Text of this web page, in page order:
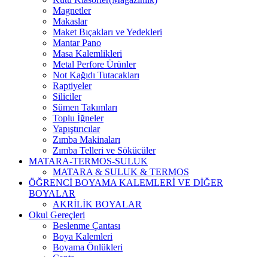
Magnetler
Makaslar
Maket Bıçakları ve Yedekleri
Mantar Pano
Masa Kalemlikleri
Metal Perfore Ürünler
Not Kağıdı Tutacakları
Raptiyeler
Siliciler
Sümen Takımları
Toplu İğneler
Yapıştırıcılar
Zımba Makinaları
Zımba Telleri ve Sökücüler
MATARA-TERMOS-SULUK
MATARA & SULUK & TERMOS
ÖĞRENCİ BOYAMA KALEMLERİ VE DİĞER
BOYALAR
AKRİLİK BOYALAR
Okul Gereçleri
Beslenme Çantası
Boya Kalemleri
Boyama Önlükleri